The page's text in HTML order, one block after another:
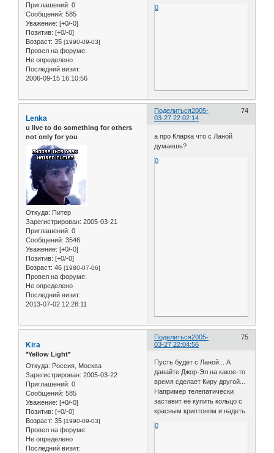
Приглашений: 0
Сообщений: 585
Уважение: [+0/-0]
Позитив: [+0/-0]
Возраст: 35 [1990-09-03]
Провел на форуме:
Не определено
Последний визит:
2006-09-15 16:10:56
0
Поделиться 74
2005-
03-27 22:02:14
Lenka
u live to do something for others
not only for you
Откуда: Питер
Зарегистрирован: 2005-03-21
Приглашений: 0
Сообщений: 3546
Уважение: [+0/-0]
Позитив: [+0/-0]
Возраст: 46 [1980-07-06]
Провел на форуме:
Не определено
Последний визит:
2013-07-02 12:28:11
а про Кларка что с Ланой
думаешь?
0
Поделиться 75
2005-
03-27 22:04:56
Kira
*Yellow Light*
Откуда: Россия, Москва
Зарегистрирован: 2005-03-22
Приглашений: 0
Сообщений: 585
Уважение: [+0/-0]
Позитив: [+0/-0]
Возраст: 35 [1990-09-03]
Провел на форуме:
Не определено
Последний визит:
Пусть будет с Ланой... А
давайте Джор-Эл на какое-то
время сделает Киру другой...
Например телепатически
заставит её купить кольцо с
красным криптоном и надеть
0